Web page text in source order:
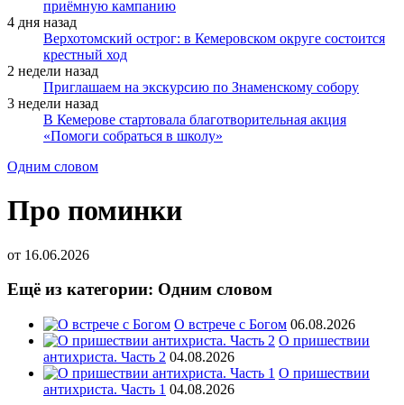
приёмную кампанию
4 дня назад
Верхотомский острог: в Кемеровском округе состоится
крестный ход
2 недели назад
Приглашаем на экскурсию по Знаменскому собору
3 недели назад
В Кемерове стартовала благотворительная акция
«Помоги собраться в школу»
Одним словом
Про поминки
от 16.06.2026
Ещё из категории: Одним словом
О встрече с Богом 06.08.2026
О пришествии
антихриста. Часть 2 04.08.2026
О пришествии
антихриста. Часть 1 04.08.2026